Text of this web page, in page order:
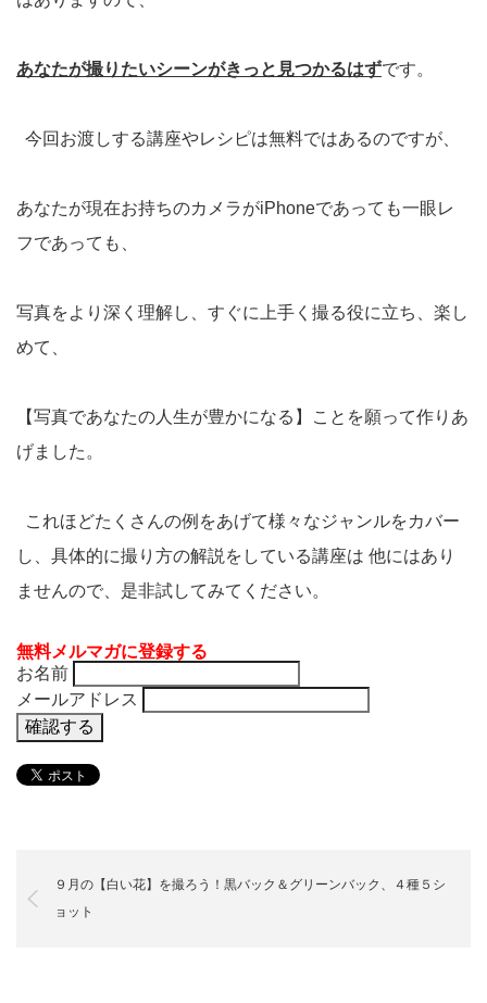
あなたが撮りたいシーンがきっと見つかるはずです。
今回お渡しする講座やレシピは無料ではあるのですが、
あなたが現在お持ちのカメラがiPhoneであっても一眼レ
フであっても、
写真をより深く理解し、すぐに上手く撮る役に立ち、楽し
めて、
【写真であなたの人生が豊かになる】ことを願って作りあ
げました。
これほどたくさんの例をあげて様々なジャンルをカバー
し、具体的に撮り方の解説をしている講座は 他にはあり
ませんので、是非試してみてください。
無料メルマガに登録する
お名前
メールアドレス
９月の【白い花】を撮ろう！黒バック＆グリーンバック、４種５シ
ョット